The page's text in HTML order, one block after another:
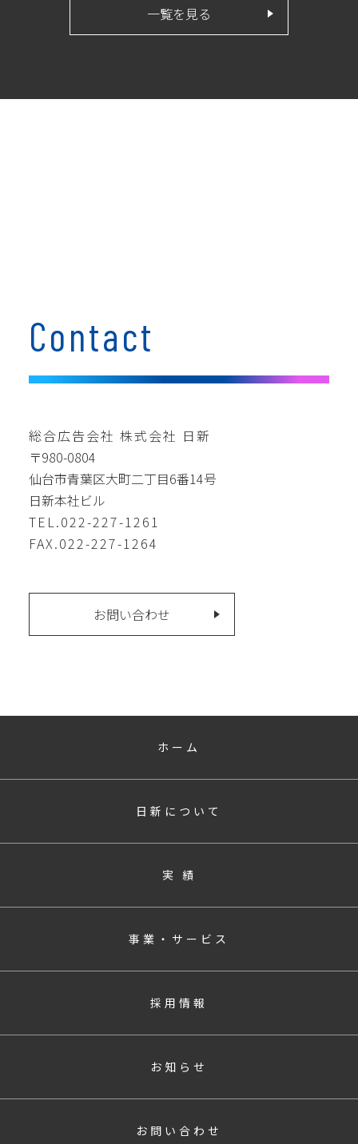
一覧を見る
Contact
総合広告会社 株式会社 日新
〒980-0804
仙台市青葉区大町二丁目6番14号
日新本社ビル
TEL.022-227-1261
FAX.022-227-1264
お問い合わせ
ホーム
日新について
実 績
事業・サービス
採用情報
お知らせ
お問い合わせ